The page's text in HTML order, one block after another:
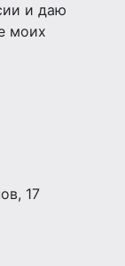
и даю
моих
17